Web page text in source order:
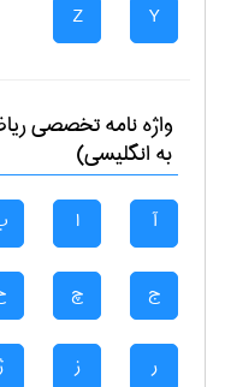
Y
Z
واژه نامه تخصصی
به انگلیسی)
آ ا
ج چ
ر ز